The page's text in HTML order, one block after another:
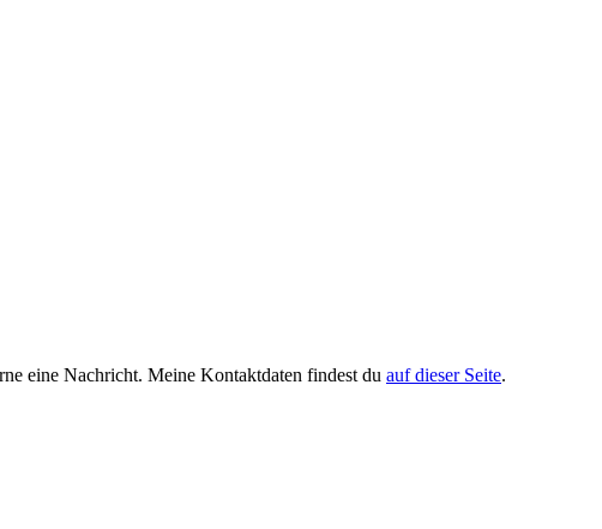
eine Nachricht. Meine Kontaktdaten findest du auf dieser Seite.